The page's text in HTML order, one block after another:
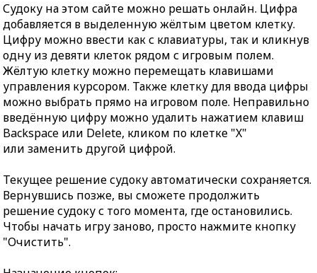
Судоку на этом сайте можно решать онлайн. Цифра
добавляется в выделенную жёлтым цветом клетку.
Цифру можно ввести как с клавиатуры, так и кликнув
одну из девяти клеток рядом с игровым полем.
Жёлтую клетку можно перемещать клавишами
управления курсором. Также клетку для ввода цифры
можно выбрать прямо на игровом поле. Неправильно
введённую цифру можно удалить нажатием клавиш
Backspace или Delete, кликом по клетке "X"
или заменить другой цифрой.
Текущее решение судоку автоматически сохраняется.
Вернувшись позже, вы сможете продолжить
решение судоку с того момента, где остановились.
Чтобы начать игру заново, просто нажмите кнопку
"Очистить".